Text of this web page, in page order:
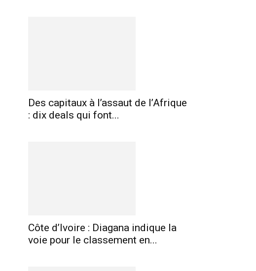
Des capitaux à l’assaut de l’Afrique
: dix deals qui font...
Côte d’Ivoire : Diagana indique la
voie pour le classement en...